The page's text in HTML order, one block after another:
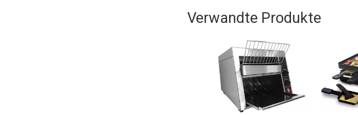
Verwandte Produkte